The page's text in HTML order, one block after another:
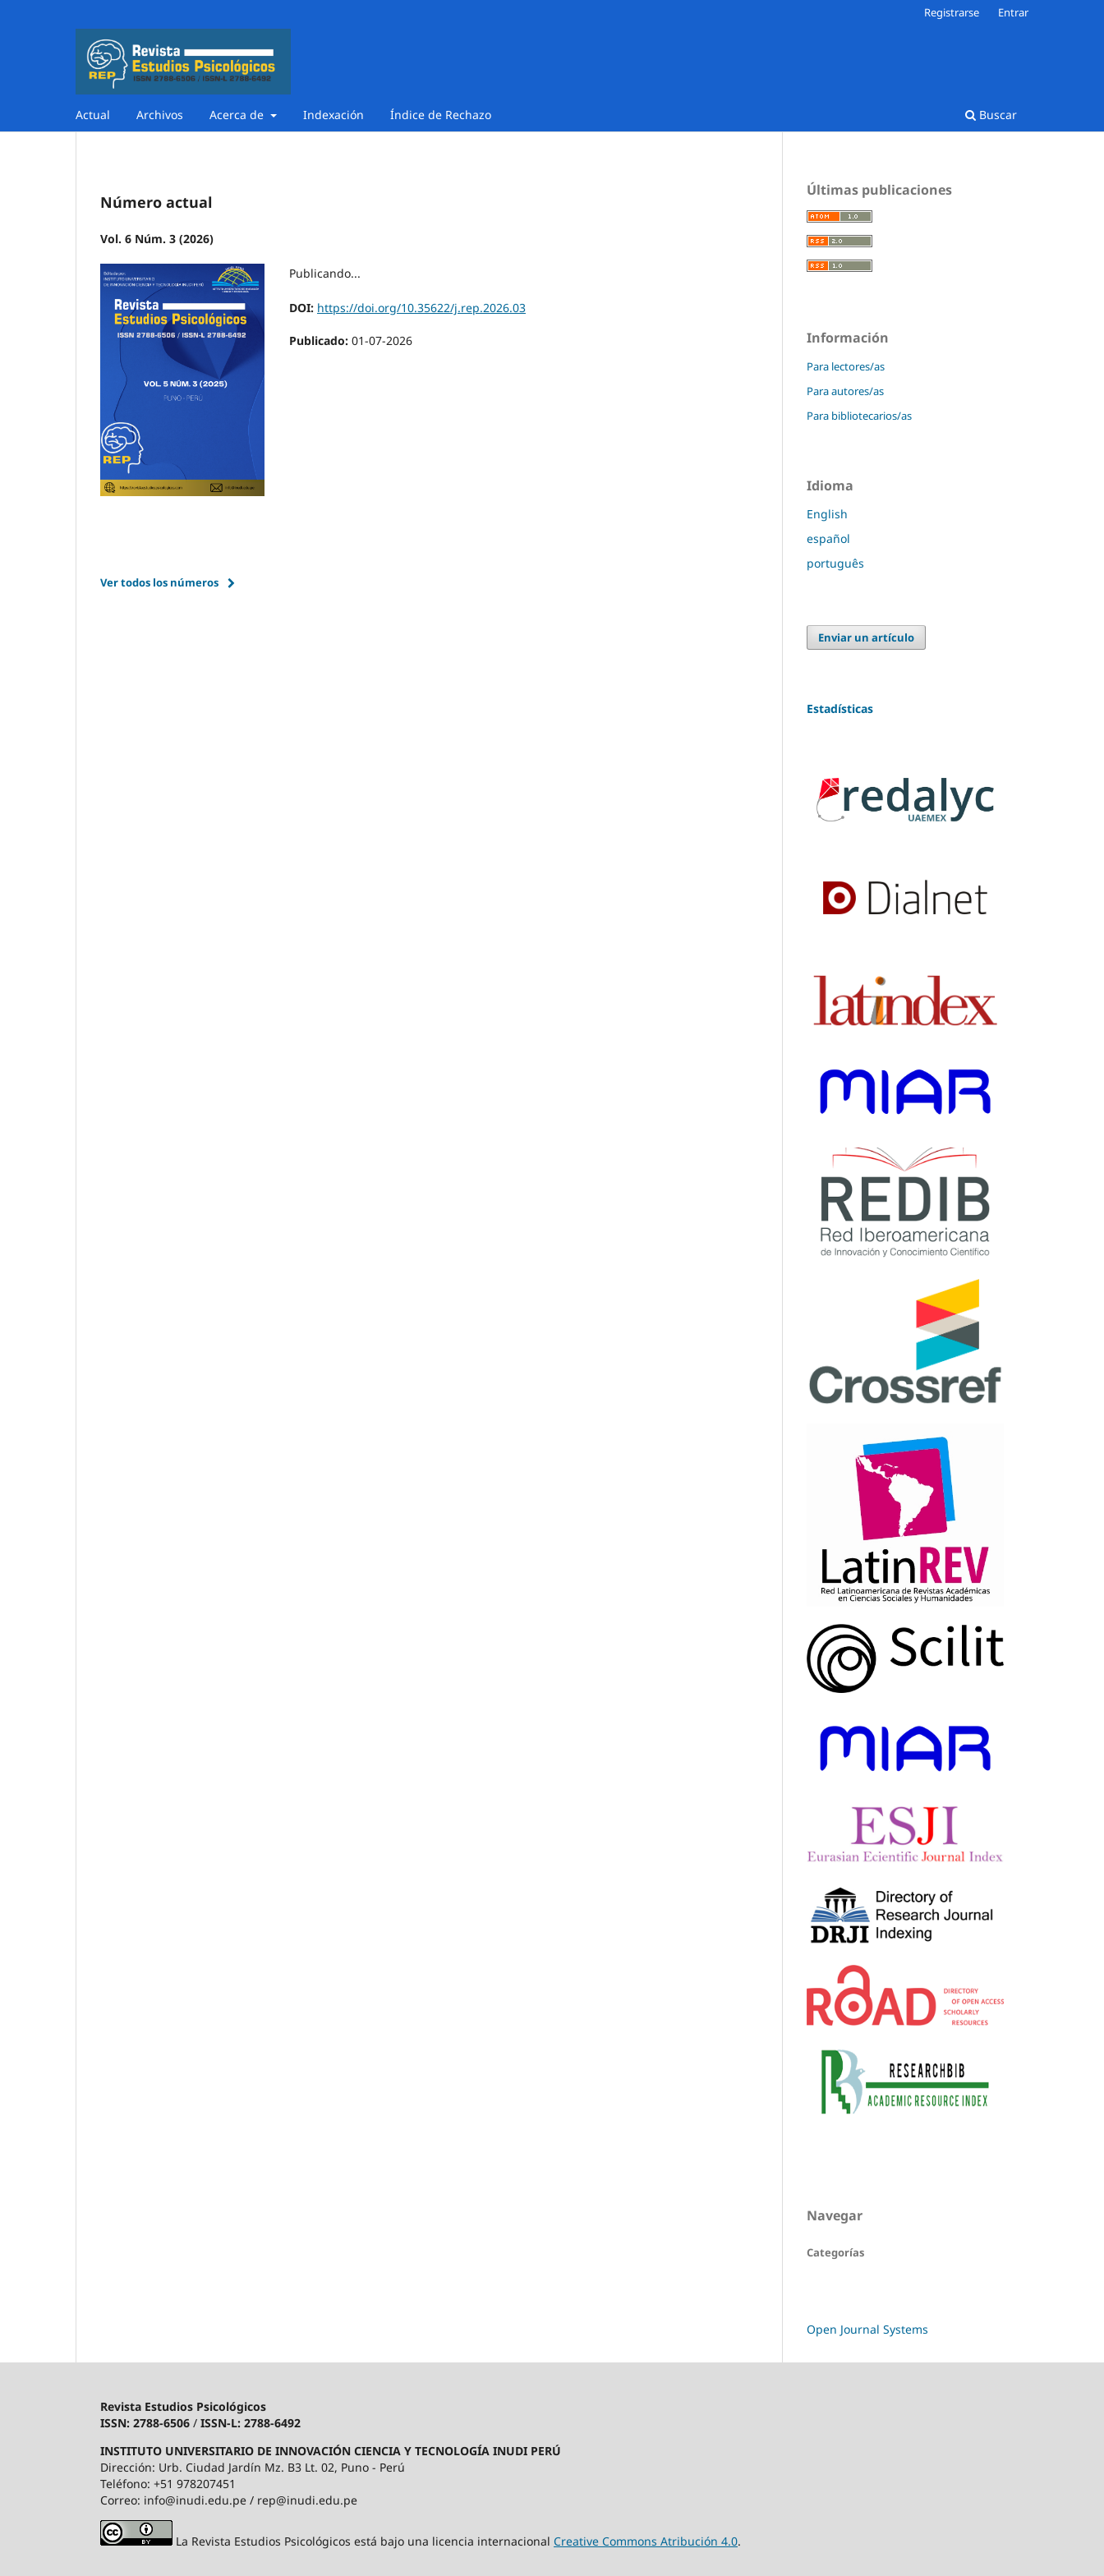
Actual Archivos Acerca de Indexación Índice de Rechazo Buscar
Registrarse Entrar
Número actual
Vol. 6 Núm. 3 (2026)
Publicando...
DOI: https://doi.org/10.35622/j.rep.2026.03
Publicado: 01-07-2026
Ver todos los números
Últimas publicaciones
Información
Para lectores/as
Para autores/as
Para bibliotecarios/as
Idioma
English
español
português
Enviar un artículo
Estadísticas
Navegar
Categorías
Open Journal Systems
Revista Estudios Psicológicos
ISSN: 2788-6506 / ISSN-L: 2788-6492
INSTITUTO UNIVERSITARIO DE INNOVACIÓN CIENCIA Y TECNOLOGÍA INUDI PERÚ
Dirección: Urb. Ciudad Jardín Mz. B3 Lt. 02, Puno - Perú
Teléfono: +51 978207451
Correo: info@inudi.edu.pe / rep@inudi.edu.pe
La Revista Estudios Psicológicos está bajo una licencia internacional Creative Commons Atribución 4.0.